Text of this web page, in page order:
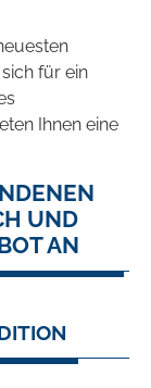
für ein
Ihnen eine
UND
AN